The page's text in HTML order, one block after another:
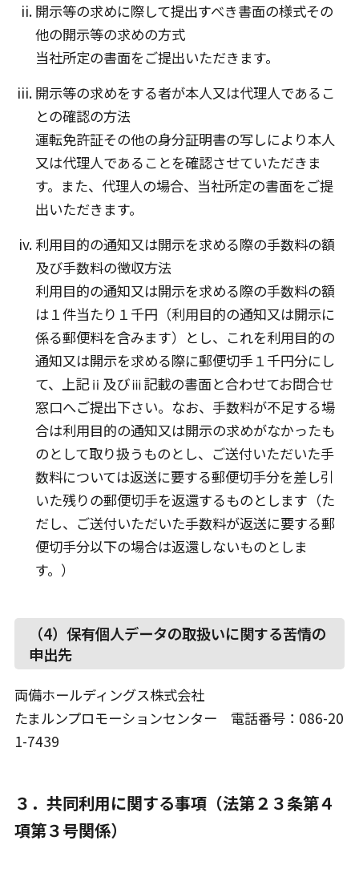
開示等の求めに際して提出すべき書面の様式その
他の開示等の求めの方式
当社所定の書面をご提出いただきます。
開示等の求めをする者が本人又は代理人であるこ
との確認の方法
運転免許証その他の身分証明書の写しにより本人
又は代理人であることを確認させていただきま
す。また、代理人の場合、当社所定の書面をご提
出いただきます。
利用目的の通知又は開示を求める際の手数料の額
及び手数料の徴収方法
利用目的の通知又は開示を求める際の手数料の額
は１件当たり１千円（利用目的の通知又は開示に
係る郵便料を含みます）とし、これを利用目的の
通知又は開示を求める際に郵便切手１千円分にし
て、上記ⅱ及びⅲ記載の書面と合わせてお問合せ
窓口へご提出下さい。なお、手数料が不足する場
合は利用目的の通知又は開示の求めがなかったも
のとして取り扱うものとし、ご送付いただいた手
数料については返送に要する郵便切手分を差し引
いた残りの郵便切手を返還するものとします（た
だし、ご送付いただいた手数料が返送に要する郵
便切手分以下の場合は返還しないものとしま
す。）
（4）保有個人データの取扱いに関する苦情の
申出先
両備ホールディングス株式会社
たまルンプロモーションセンター 電話番号：086-20
1-7439
３．共同利用に関する事項（法第２３条第４
項第３号関係）